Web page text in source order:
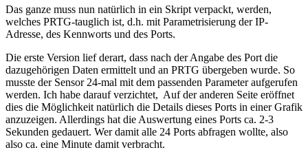
Das ganze muss nun natürlich in ein Skript verpackt, werden,
welches PRTG-tauglich ist, d.h. mit Parametrisierung der IP-
Adresse, des Kennworts und des Ports.
Die erste Version lief derart, dass nach der Angabe des Port die
dazugehörigen Daten ermittelt und an PRTG übergeben wurde. So
musste der Sensor 24-mal mit dem passenden Parameter aufgerufen
werden. Ich habe darauf verzichtet, Auf der anderen Seite eröffnet
dies die Möglichkeit natürlich die Details dieses Ports in einer Grafik
anzuzeigen. Allerdings hat die Auswertung eines Ports ca. 2-3
Sekunden gedauert. Wer damit alle 24 Ports abfragen wollte, also
also ca. eine Minute damit verbracht.